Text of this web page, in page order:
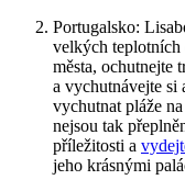
Portugalsko:
velkých teplotních
města, ochutnejte
a vychutnávejte si
vychutnat ⁢pláže
nejsou tak
příležitosti ​a
jeho krásnými